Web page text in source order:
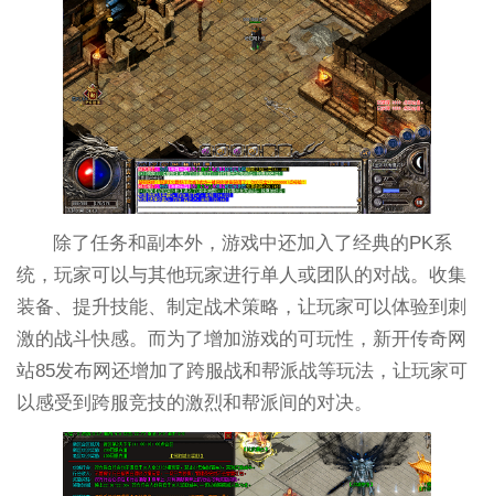
除了任务和副本外，游戏中还加入了经典的PK系
统，玩家可以与其他玩家进行单人或团队的对战。收集
装备、提升技能、制定战术策略，让玩家可以体验到刺
激的战斗快感。而为了增加游戏的可玩性，新开传奇网
站85发布网还增加了跨服战和帮派战等玩法，让玩家可
以感受到跨服竞技的激烈和帮派间的对决。